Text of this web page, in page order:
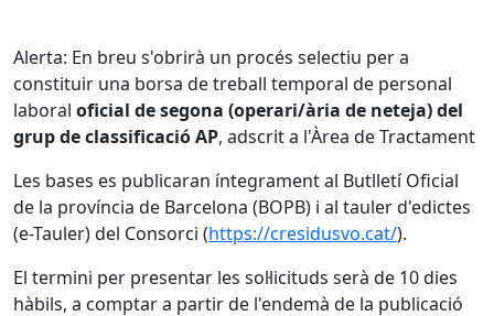
Alerta: En breu s'obrirà un procés selectiu per a
constituir una borsa de treball temporal de personal
laboral oficial de segona (operari/ària de neteja) del
grup de classificació AP, adscrit a l'Àrea de Tractament
Les bases es publicaran íntegrament al Butlletí Oficial
de la província de Barcelona (BOPB) i al tauler d'edictes
(e-Tauler) del Consorci (https://cresidusvo.cat/).
El termini per presentar les sol·licituds serà de 10 dies
hàbils, a comptar a partir de l'endemà de la publicació